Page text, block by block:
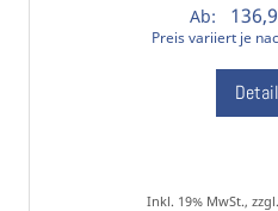
Ab:
Preis variiert je
Inkl. 19% MwSt., zzgl.